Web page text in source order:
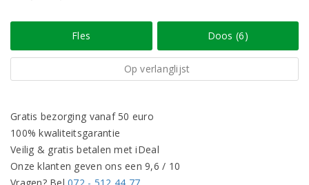
Fles Doos (6)
Op verlanglijst
Gratis bezorging vanaf 50 euro
100% kwaliteitsgarantie
Veilig & gratis betalen met iDeal
Onze klanten geven ons een 9,6 / 10